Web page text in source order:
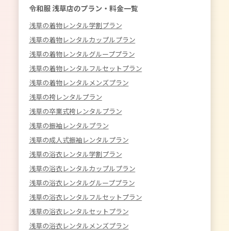
令和服 浅草店のプラン・料金一覧
浅草の着物レンタル学割プラン
浅草の着物レンタルカップルプラン
浅草の着物レンタルグループプラン
浅草の着物レンタルフルセットプラン
浅草の着物レンタルメンズプラン
浅草の袴レンタルプラン
浅草の卒業式袴レンタルプラン
浅草の振袖レンタルプラン
浅草の成人式振袖レンタルプラン
浅草の浴衣レンタル学割プラン
浅草の浴衣レンタルカップルプラン
浅草の浴衣レンタルグループプラン
浅草の浴衣レンタルフルセットプラン
浅草の浴衣レンタルセットプラン
浅草の浴衣レンタルメンズプラン